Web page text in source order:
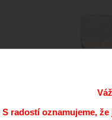
S radostí oznamujeme,